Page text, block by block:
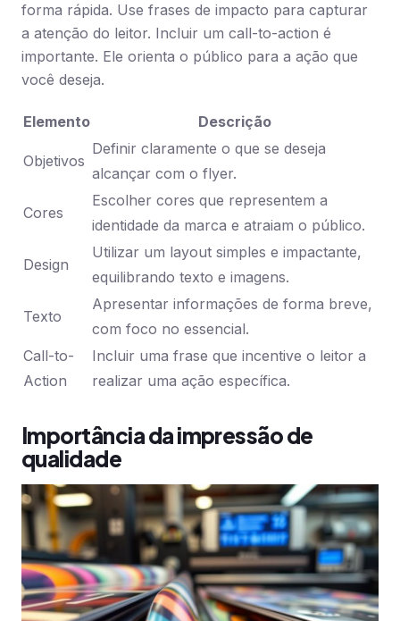
forma rápida. Use frases de impacto para capturar
a atenção do leitor. Incluir um call-to-action é
importante. Ele orienta o público para a ação que
você deseja.
Elemento Descrição
Objetivos
Definir claramente o que se deseja
alcançar com o flyer.
Cores
Escolher cores que representem a
identidade da marca e atraiam o público.
Design
Utilizar um layout simples e impactante,
equilibrando texto e imagens.
Texto
Apresentar informações de forma breve,
com foco no essencial.
Call-to-
Action
Incluir uma frase que incentive o leitor a
realizar uma ação específica.
Importância da impressão de
qualidade